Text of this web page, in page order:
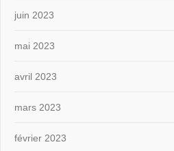
juin 2023
mai 2023
avril 2023
mars 2023
février 2023